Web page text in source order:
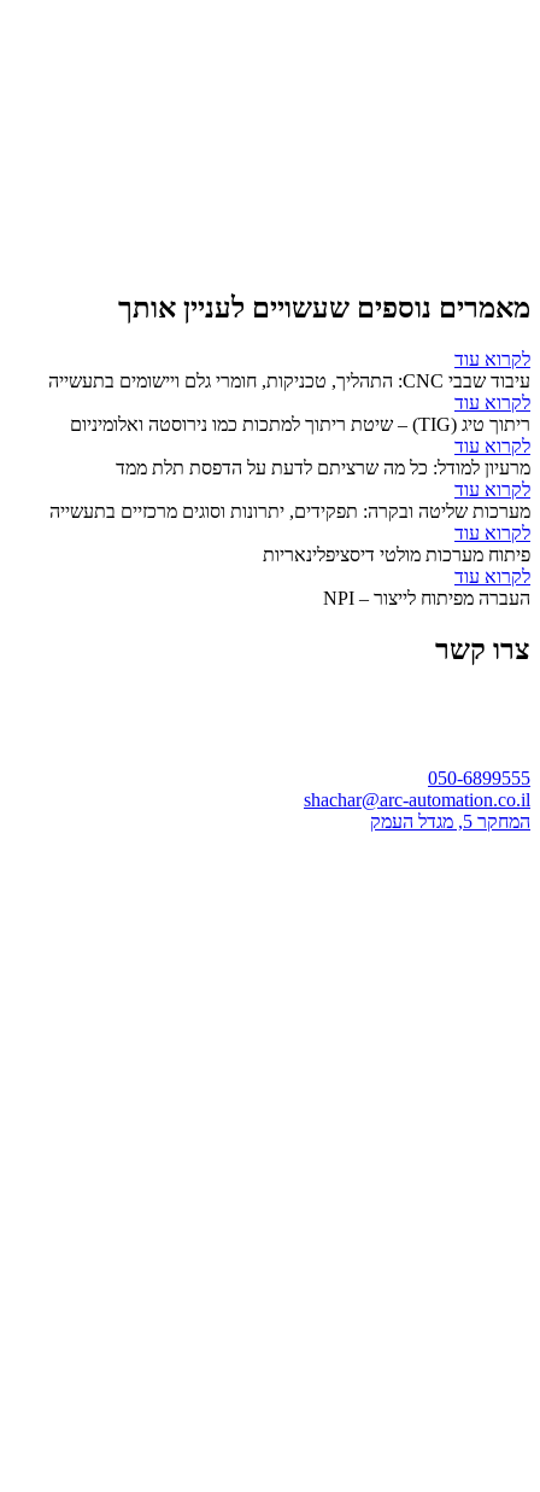
מאמרים נוספים שעשויים לעניין אותך
לקרוא עוד
עיבוד שבבי CNC: התהליך, טכניקות, חומרי גלם ויישומים בתעשייה
לקרוא עוד
ריתוך טיג (TIG) – שיטת ריתוך למתכות כמו נירוסטה ואלומיניום
לקרוא עוד
מרעיון למודל: כל מה שרציתם לדעת על הדפסת תלת ממד
לקרוא עוד
מערכות שליטה ובקרה: תפקידים, יתרונות וסוגים מרכזיים בתעשייה
לקרוא עוד
פיתוח מערכות מולטי דיסציפלינאריות
לקרוא עוד
העברה מפיתוח לייצור – NPI
צרו קשר
050-6899555
shachar@arc-automation.co.il
המחקר 5, מגדל העמק